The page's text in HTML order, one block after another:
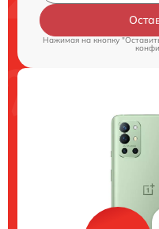
Нажимая на кнопку